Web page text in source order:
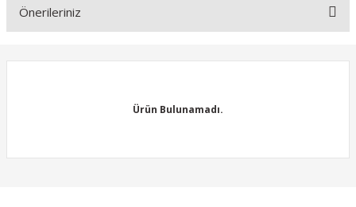
Önerileriniz
Görüş ve önerileriniz için teşekkür ederiz.
Ürün Bulunamadı.